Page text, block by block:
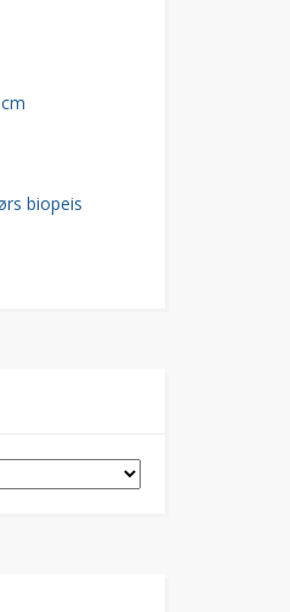
biopeis